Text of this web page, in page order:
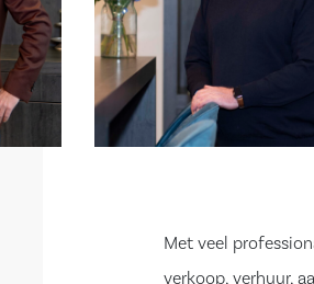
Met veel
verkoop, verhuur,